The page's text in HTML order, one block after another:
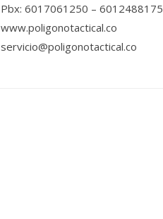
Pbx: 6017061250 – 6012488175
www.poligonotactical.co
servicio@poligonotactical.co